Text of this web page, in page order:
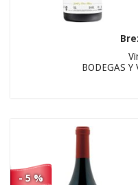
BODEGAS Y
- 5 %